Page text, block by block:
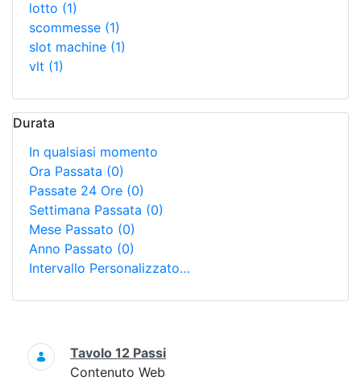
lotto (1)
scommesse (1)
slot machine (1)
vlt (1)
Durata
In qualsiasi momento
Ora Passata (0)
Passate 24 Ore (0)
Settimana Passata (0)
Mese Passato (0)
Anno Passato (0)
Intervallo Personalizzato…
Ricerca
Tavolo 12 Passi
Contenuto Web